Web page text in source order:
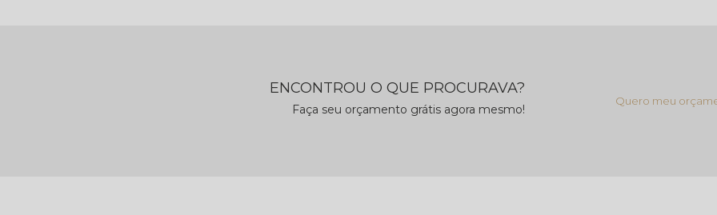
ENCONTROU O QUE PROCURAVA?
Faça seu orçamento grátis agora mesmo!
Quero meu